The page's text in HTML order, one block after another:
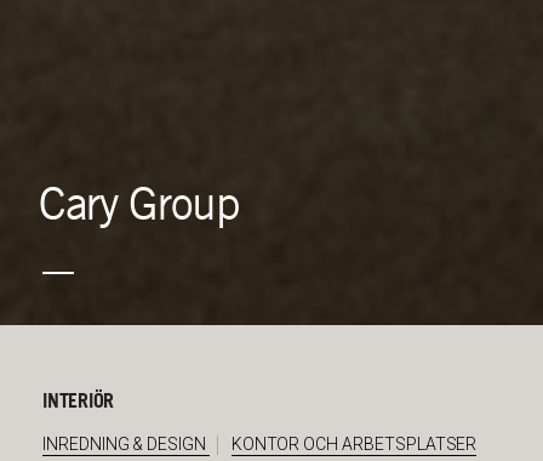
Cary Group
INTERIÖR
INREDNING & DESIGN KONTOR OCH ARBETSPLATSER